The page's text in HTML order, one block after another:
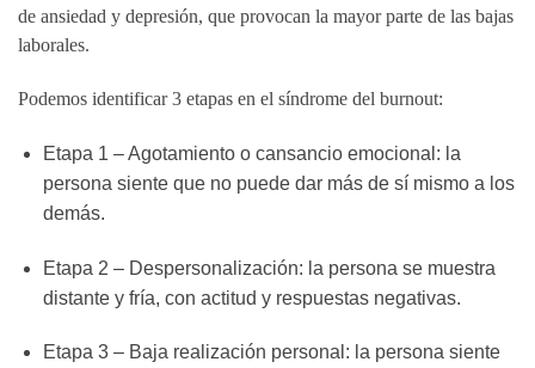
de ansiedad y depresión, que provocan la mayor parte de las bajas
laborales.
Podemos identificar 3 etapas en el síndrome del burnout:
Etapa 1 – Agotamiento o cansancio emocional: la
persona siente que no puede dar más de sí mismo a los
demás.
Etapa 2 – Despersonalización: la persona se muestra
distante y fría, con actitud y respuestas negativas.
Etapa 3 – Baja realización personal: la persona siente